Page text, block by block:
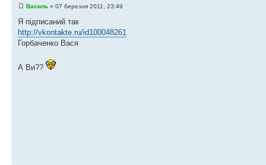
Василь » 07 березня 2011, 23:49
Я підписаний так
http://vkontakte.ru/id100048261
Горбаченко Вася
А Ви??